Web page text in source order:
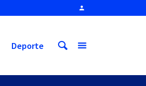
Deporte